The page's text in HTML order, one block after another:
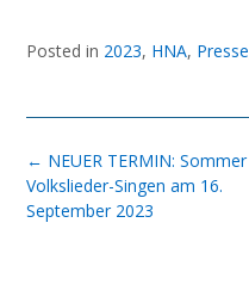
Posted in 2023, HNA, Presse
Post
navigation
← NEUER TERMIN: Sommer
Volkslieder-Singen am 16.
September 2023